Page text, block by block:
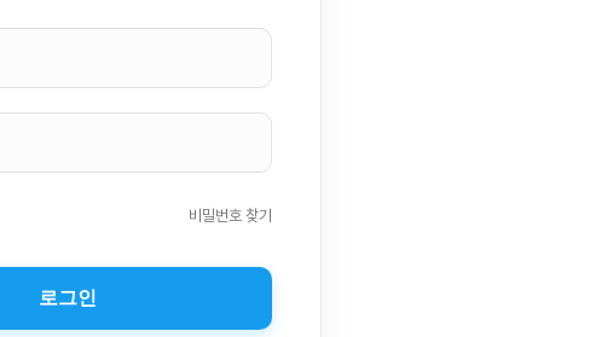
비밀번호 찾기
로그인